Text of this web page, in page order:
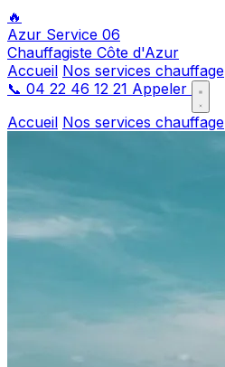
🔥
Azur Service 06
Chauffagiste Côte d'Azur
Accueil Nos services chauffage
📞 04 22 46 12 21 Appeler
Accueil Nos services chauffage